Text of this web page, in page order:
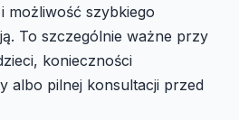
możliwość szybkiego
To szczególnie ważne przy
konieczności
albo pilnej konsultacji przed